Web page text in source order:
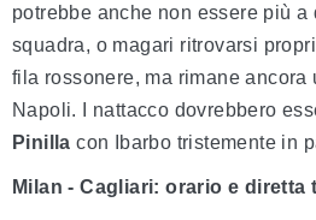
potrebbe anche non essere più
squadra, o magari ritrovarsi
fila rossonere, ma rimane ancora
Napoli. I nattacco dovrebbero
Pinilla con Ibarbo tristemente in
Milan - Cagliari: orario e diretta